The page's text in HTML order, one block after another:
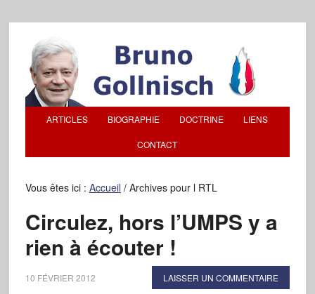
ARTICLES BIOGRAPHIE DOCTRINE LIENS
CONTACT
Vous êtes ici : Accueil /Archives pour l RTL
Circulez, hors l’UMPS y a
rien à écouter !
10 FÉVRIER 2012 LAISSER UN COMMENTAIRE